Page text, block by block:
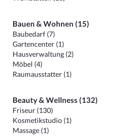
Bauen & Wohnen (15)
Baubedarf (7)
Gartencenter (1)
Hausverwaltung (2)
Möbel (4)
Raumausstatter (1)
Beauty & Wellness (132)
Friseur (130)
Kosmetikstudio (1)
Massage (1)